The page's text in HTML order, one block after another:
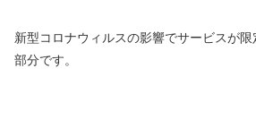
新型コロナウィルスの影響でサービスが
部分です。